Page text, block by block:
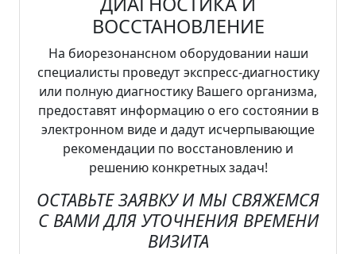
ВОССТАНОВЛЕНИЕ
На биорезонансном оборудовании наши
специалисты проведут экспресс-диагностику
или полную диагностику Вашего организма,
предоставят информацию о его состоянии в
электронном виде и дадут исчерпывающие
рекомендации по восстановлению и
решению конкретных задач!
ОСТАВЬТЕ ЗАЯВКУ И МЫ СВЯЖЕМСЯ
С ВАМИ ДЛЯ УТОЧНЕНИЯ ВРЕМЕНИ
ВИЗИТА